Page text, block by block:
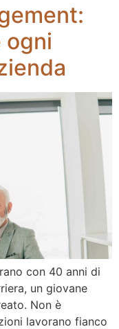
ogni
con 40 anni di
un giovane
Non è
lavorano fianco